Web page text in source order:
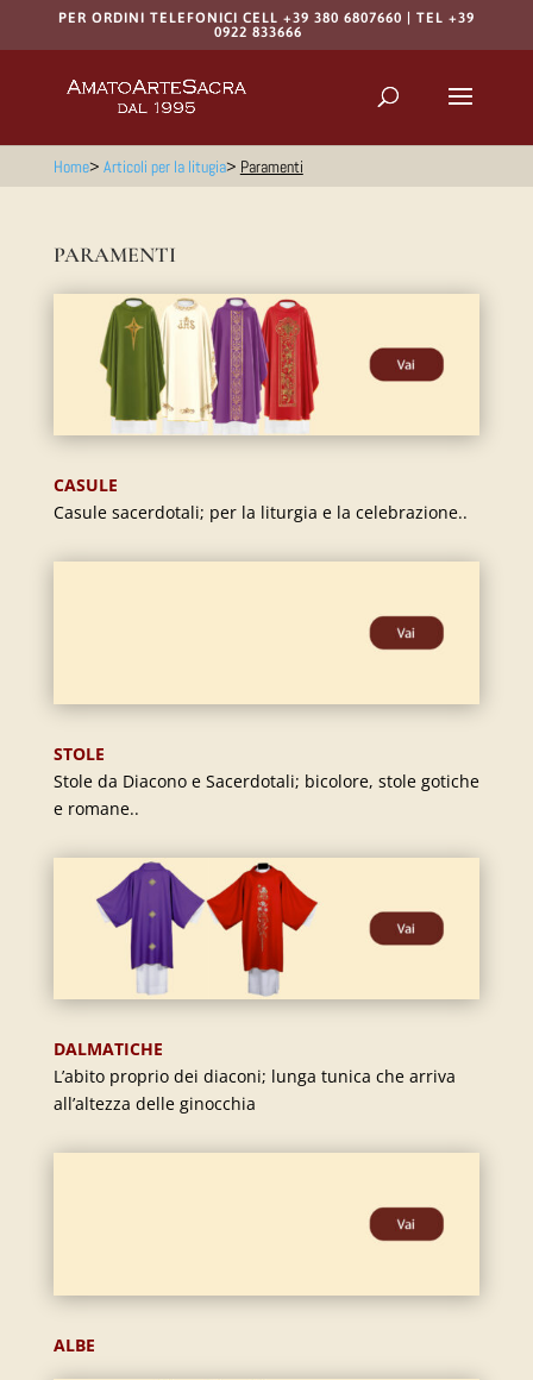
PER ORDINI TELEFONICI CELL +39 380 6807660 | TEL +39
0922 833666
Home> Articoli per la litugia> Paramenti
PARAMENTI
CASULE
Casule sacerdotali; per la liturgia e la celebrazione..
STOLE
Stole da Diacono e Sacerdotali; bicolore, stole gotiche
e romane..
DALMATICHE
L’abito proprio dei diaconi; lunga tunica che arriva
all’altezza delle ginocchia
ALBE